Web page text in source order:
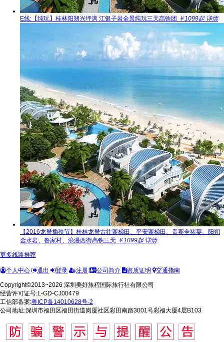
E线:【纯玩】桂林阳朔兴坪漓 江银子岩全景纯玩三天高铁团 ￥1099起 详情
【2016龙脊插秧节】桂林龙脊古壮寨梯田、平安寨梯田、贵宾全猪宴、阳朔
金水岩、鲁家村、浪漫西街高铁三天 ￥1099起 详情
更多线路推荐
个人中心 退出 登录 注册 公司简介 资质证明 交通指南
Copyright©2013~2026 深圳美好旅程国际旅行社有限公司
经营许可证号:L-GD-CJ00479
工信部备案:粤ICP备14010628号-2
公司地址:深圳市福田区福田街道岗厦社区彩田南路3001号彩福大厦4层B103